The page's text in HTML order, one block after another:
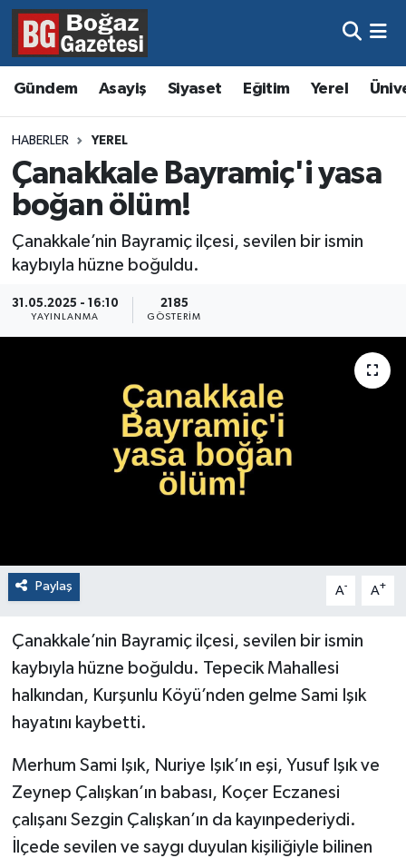
Gündem Asayiş Siyaset Eğitim Yerel
HABERLER YEREL
Çanakkale Bayramiç'i yasa
boğan ölüm!
Çanakkale’nin Bayramiç ilçesi, sevilen bir ismin
kaybıyla hüzne boğuldu.
31.05.2025 - 16:10
YAYINLANMA
2185
GÖSTERIM
Paylaş A- A+
Çanakkale’nin Bayramiç ilçesi, sevilen bir ismin
kaybıyla hüzne boğuldu. Tepecik Mahallesi
halkından, Kurşunlu Köyü’nden gelme Sami Işık
hayatını kaybetti.
Merhum Sami Işık, Nuriye Işık’ın eşi, Yusuf Işık ve
Zeynep Çalışkan’ın babası, Koçer Eczanesi
çalışanı Sezgin Çalışkan’ın da kayınpederiydi.
İlçede sevilen ve saygı duyulan kişiliğiyle bilinen
Asayiş
Eğitim
Ekonomi
Gündem
Kültür ve Sanat
Magazin
Hava Durumu
Trafik Durumu
Süper Lig Puan Durumu ve Fikstür
Tüm Manşetler
Son Dakika Haberleri
Haber Arşivi